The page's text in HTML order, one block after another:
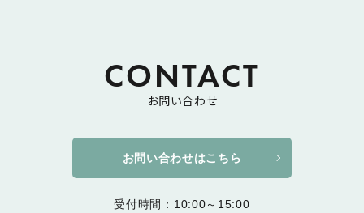
CONTACT
お問い合わせ
お問い合わせはこちら
受付時間：10:00～15:00